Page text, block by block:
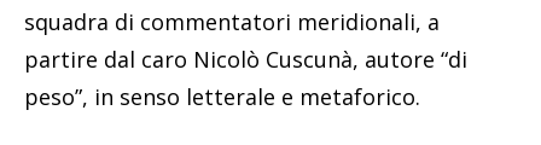
squadra di commentatori meridionali, a
partire dal caro Nicolò Cuscunà, autore “di
peso”, in senso letterale e metaforico.